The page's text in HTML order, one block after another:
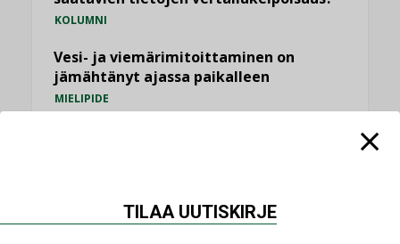
KOLUMNI
Vesi- ja viemärimitoittaminen on
jämähtänyt ajassa paikalleen
MIELIPIDE
TILAA UUTISKIRJE